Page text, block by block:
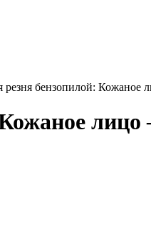
резня бензопилой: Кожаное
Кожаное